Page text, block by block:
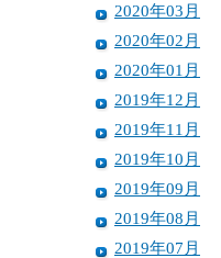
2020年03月
2020年02月
2020年01月
2019年12月
2019年11月
2019年10月
2019年09月
2019年08月
2019年07月